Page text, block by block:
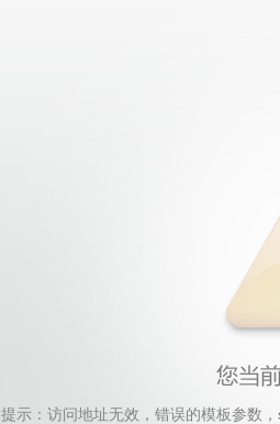
提示：访问地址无效，错误的模板参数